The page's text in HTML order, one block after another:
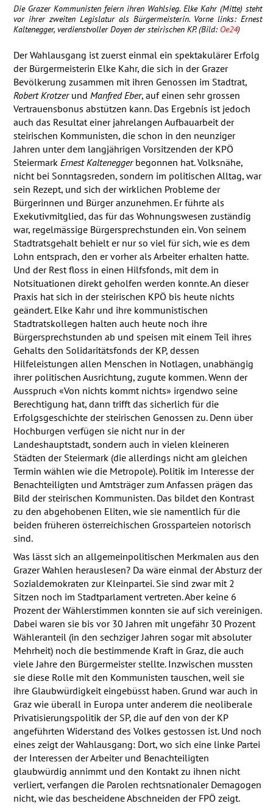
Die Grazer Kommunisten feiern ihren Wahlsieg. Elke Kahr (Mitte) steht
vor ihrer zweiten Legislatur als Bürgermeisterin. Vorne links: Ernest
Kaltenegger, verdienstvoller Doyen der steirischen KP. (Bild: Oe24)
Der Wahlausgang ist zuerst einmal ein spektakulärer Erfolg
der Bürgermeisterin Elke Kahr, die sich in der Grazer
Bevölkerung zusammen mit ihren Genossen im Stadtrat,
Robert Krotzerund Manfred Eber, auf einen sehr grossen
Vertrauensbonus abstützen kann. Das Ergebnis ist jedoch
auch das Resultat einer jahrelangen Aufbauarbeit der
steirischen Kommunisten, die schon in den neunziger
Jahren unter dem langjährigen Vorsitzenden der KPÖ
Steiermark Ernest Kalteneggerbegonnen hat. Volksnähe,
nicht bei Sonntagsreden, sondern im politischen Alltag, war
sein Rezept, und sich der wirklichen Probleme der
Bürgerinnen und Bürger anzunehmen. Er führte als
Exekutivmitglied, das für das Wohnungswesen zuständig
war, regelmässige Bürgersprechstunden ein. Von seinem
Stadtratsgehalt behielt er nur so viel für sich, wie es dem
Lohn entsprach, den er vorher als Arbeiter erhalten hatte.
Und der Rest floss in einen Hilfsfonds, mit dem in
Notsituationen direkt geholfen werden konnte. An dieser
Praxis hat sich in der steirischen KPÖ bis heute nichts
geändert. Elke Kahr und ihre kommunistischen
Stadtratskollegen halten auch heute noch ihre
Bürgersprechstunden ab und speisen mit einem Teil ihres
Gehalts den Solidaritätsfonds der KP, dessen
Hilfeleistungen allen Menschen in Notlagen, unabhängig
ihrer politischen Ausrichtung, zugute kommen. Wenn der
Ausspruch «Von nichts kommt nichts» irgendwo seine
Berechtigung hat, dann trifft das sicherlich für die
Erfolgsgeschichte der steirischen Genossen zu. Denn über
Hochburgen verfügen sie nicht nur in der
Landeshauptstadt, sondern auch in vielen kleineren
Städten der Steiermark (die allerdings nicht am gleichen
Termin wählen wie die Metropole). Politik im Interesse der
Benachteiligten und Amtsträger zum Anfassen prägen das
Bild der steirischen Kommunisten. Das bildet den Kontrast
zu den abgehobenen Eliten, wie sie namentlich für die
beiden früheren österreichischen Grossparteien notorisch
sind.
Was lässt sich an allgemeinpolitischen Merkmalen aus den
Grazer Wahlen herauslesen? Da wäre einmal der Absturz der
Sozialdemokraten zur Kleinpartei. Sie sind zwar mit 2
Sitzen noch im Stadtparlament vertreten. Aber keine 6
Prozent der Wählerstimmen konnten sie auf sich vereinigen.
Dabei waren sie bis vor 30 Jahren mit ungefähr 30 Prozent
Wähleranteil (in den sechziger Jahren sogar mit absoluter
Mehrheit) noch die bestimmende Kraft in Graz, die auch
viele Jahre den Bürgermeister stellte. Inzwischen mussten
sie diese Rolle mit den Kommunisten tauschen, weil sie
ihre Glaubwürdigkeit eingebüsst haben. Grund war auch in
Graz wie überall in Europa unter anderem die neoliberale
Privatisierungspolitik der SP, die auf den von der KP
angeführten Widerstand des Volkes gestossen ist. Und noch
eines zeigt der Wahlausgang: Dort, wo sich eine linke Partei
der Interessen der Arbeiter und Benachteiligten
glaubwürdig annimmt und den Kontakt zu ihnen nicht
verliert, verfangen die Parolen rechtsnationaler Demagogen
nicht, wie das bescheidene Abschneiden der FPÖ zeigt.